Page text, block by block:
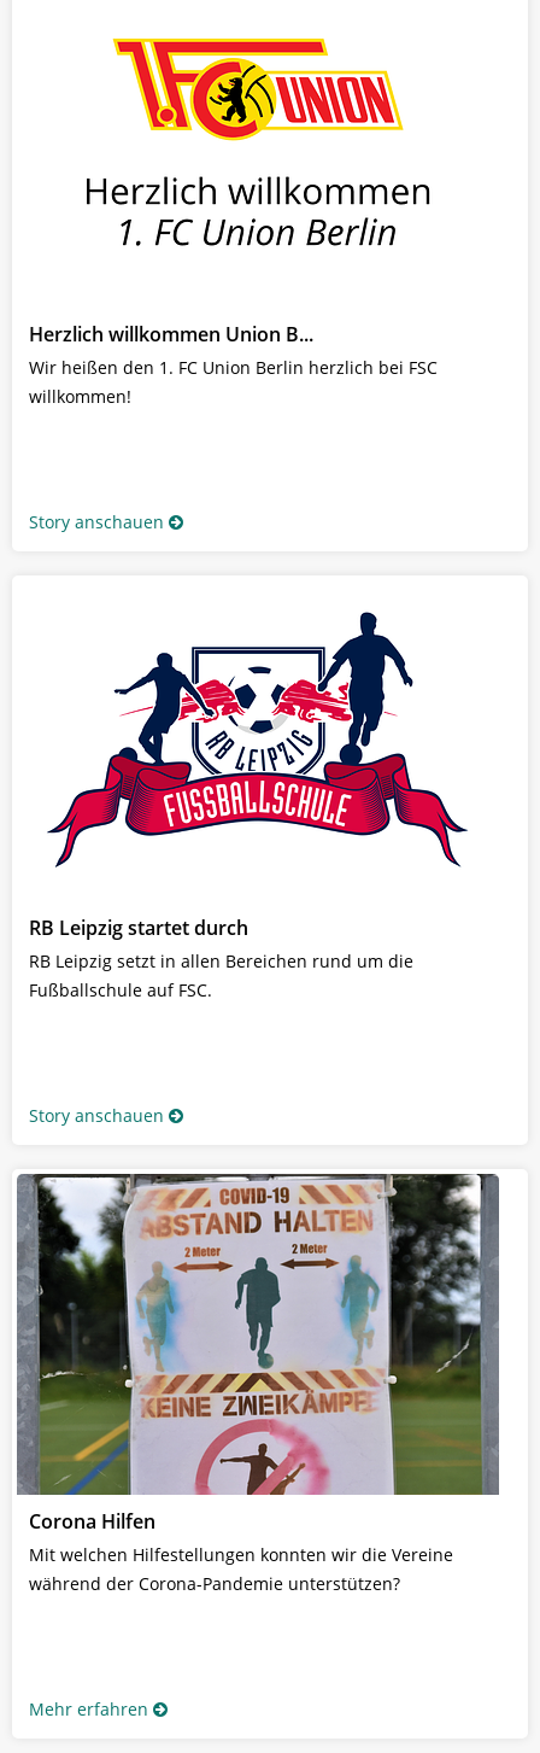
Herzlich willkommen Union B...
Wir heißen den 1. FC Union Berlin herzlich bei FSC
willkommen!
Story anschauen
RB Leipzig startet durch
RB Leipzig setzt in allen Bereichen rund um die
Fußballschule auf FSC.
Story anschauen
Corona Hilfen
Mit welchen Hilfestellungen konnten wir die Vereine
während der Corona-Pandemie unterstützen?
Mehr erfahren